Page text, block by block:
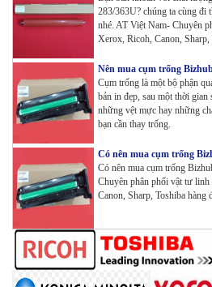
Máy in Laser Đơn năng G&G
Máy in Đa chức năng G&G
Copy , Wifi , Lan
Tham Khảo
Mực ống Ricoh MP 3554
3554 | 3055 | 3555 | 4054 |
6055 | IM 2500 | IM 3000 | IM
Mực in HP LaserJet
M611x | M612dn | M612x |
MFP M636_W1470A
283/363U? chúng ta cùng đi
nhé. AT Việt Nam- Chuyên
Xerox, Ricoh, Canon,
Nên mua cụm trống
Cụm trống là một bộ phận
bản in đẹp, sau một thời
những vệt mực hay những
bạn cần thay trống.
Có nên mua cụm trống
Có nên mua cụm trống
Chuyên phân phối vật tư
Canon, Sharp, Toshiba hàng